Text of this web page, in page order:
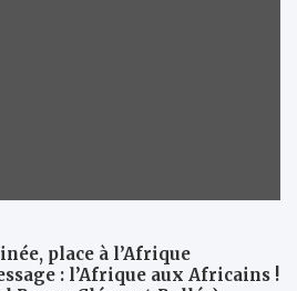
place à l’Afrique
: l’Afrique aux Africains !